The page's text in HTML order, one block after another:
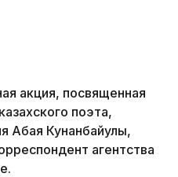
акция, посвященная
поэта,
Абая Кунанбайулы,
агентства